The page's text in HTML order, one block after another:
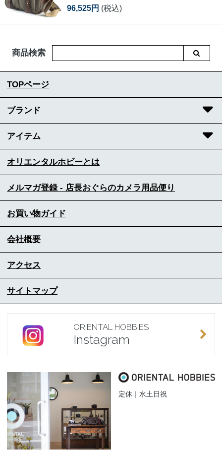
96,525円 (税込)
商品検索
TOPページ
ブランド
アイテム
オリエンタルホビーとは
メルマガ登録 - 店長おぐらのカメラ用品便り
お買い物ガイド
会社概要
アクセス
サイトマップ
ORIENTAL HOBBIES
Instagram
定休｜水土日祝